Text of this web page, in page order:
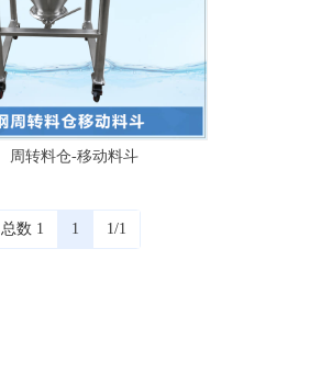
周转料仓-移动料斗
总数 1 1 1/1